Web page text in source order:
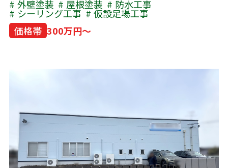
外壁塗装 屋根塗装 防水工事
シーリング工事
仮設足場工事
価格帯 300万円～